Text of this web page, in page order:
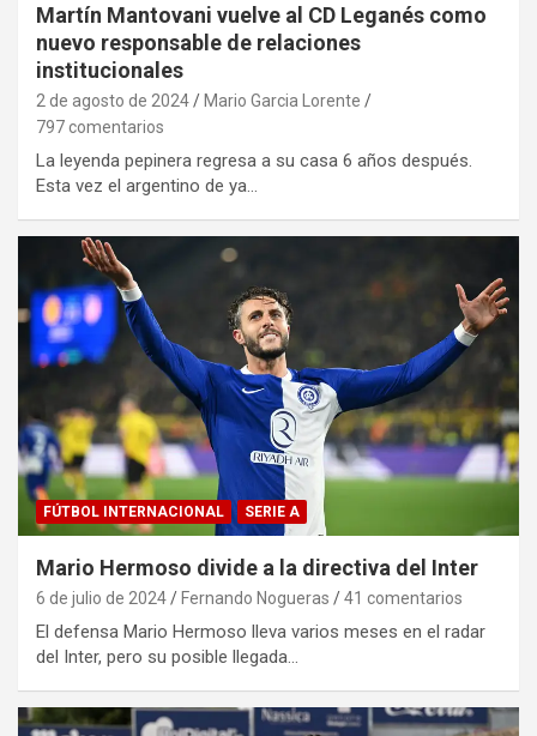
Martín Mantovani vuelve al CD Leganés como
nuevo responsable de relaciones
institucionales
2 de agosto de 2024
Mario Garcia Lorente
797 comentarios
La leyenda pepinera regresa a su casa 6 años después.
Esta vez el argentino de ya…
FÚTBOL INTERNACIONAL SERIE A
Mario Hermoso divide a la directiva del Inter
6 de julio de 2024 Fernando Nogueras 41 comentarios
El defensa Mario Hermoso lleva varios meses en el radar
del Inter, pero su posible llegada…